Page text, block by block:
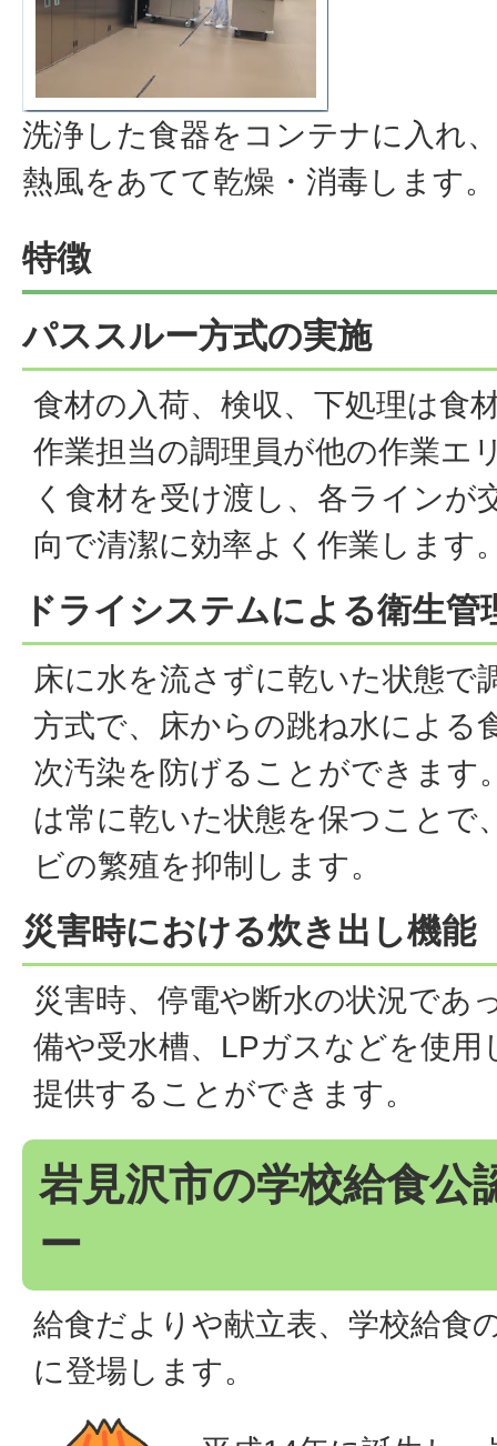
洗浄した食器をコンテナに入れ
熱風をあてて乾燥・消毒します。
特徴
パススルー方式の実施
食材の入荷、検収、下処理は食
作業担当の調理員が他の作業エ
く食材を受け渡し、各ラインが
向で清潔に効率よく作業します
ドライシステムによる衛生管
床に水を流さずに乾いた状態で
方式で、床からの跳ね水による
次汚染を防げることができます
は常に乾いた状態を保つことで
ビの繁殖を抑制します。
災害時における炊き出し機能
災害時、停電や断水の状況であ
備や受水槽、LPガスなどを使用
提供することができます。
岩見沢市の学校給食公
ー
給食だよりや献立表、学校給食
に登場します。